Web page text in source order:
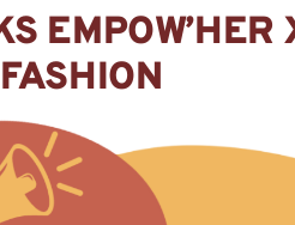
EMPOW’HER